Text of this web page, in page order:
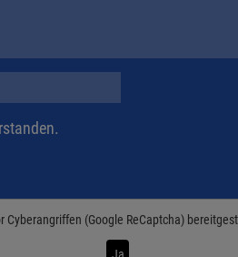
Cyberangriffen (Google ReCaptcha)
Ja